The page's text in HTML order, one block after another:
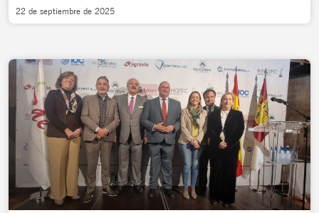
22 de septiembre de 2025